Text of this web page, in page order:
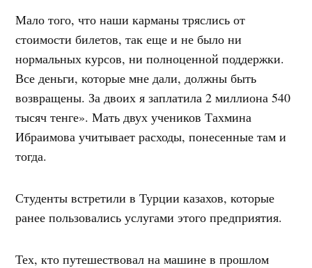
Мало того, что наши карманы тряслись от
стоимости билетов, так еще и не было ни
нормальных курсов, ни полноценной поддержки.
Все деньги, которые мне дали, должны быть
возвращены. За двоих я заплатила 2 миллиона 540
тысяч тенге». Мать двух учеников Тахмина
Ибраимова учитывает расходы, понесенные там и
тогда.
Студенты встретили в Турции казахов, которые
ранее пользовались услугами этого предприятия.
Тех, кто путешествовал на машине в прошлом